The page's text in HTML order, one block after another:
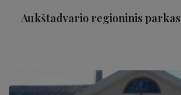
Aukštadvario regioninis parkas